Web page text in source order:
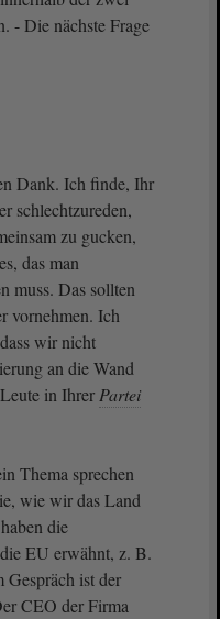
- Die nächste Frage
Dank. Ich finde, Ihr
schlechtzureden,
zu gucken,
das man
muss. Das sollten
vornehmen. Ich
wir nicht
an die Wand
in Ihrer Partei
Thema sprechen
wie wir das Land
die
EU erwähnt, z. B.
ist der
CEO der Firma